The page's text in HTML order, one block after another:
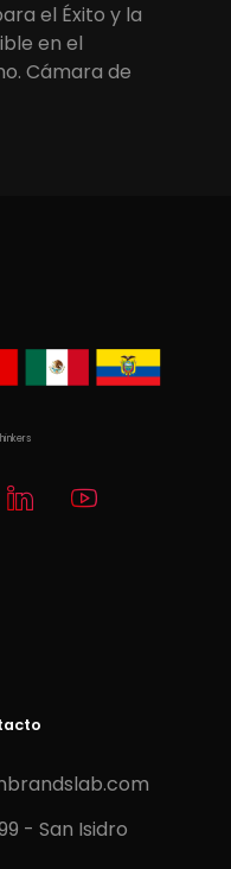
el Éxito y la
en el
Cámara de
- San Isidro